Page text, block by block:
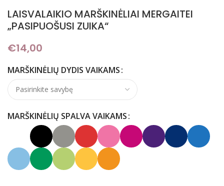
LAISVALAIKIO MARŠKINĖLIAI MERGAITEI
„PASIPUOŠUSI ZUIKA“
€14,00
MARŠKINĖLIŲ DYDIS VAIKAMS
MARŠKINĖLIŲ SPALVA VAIKAMS